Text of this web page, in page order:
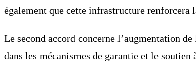
également que cette infrastructure
Le second accord concerne l’augmentation
dans les mécanismes de garantie et le